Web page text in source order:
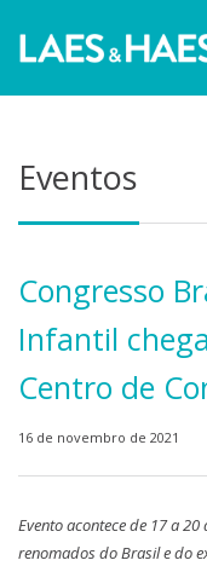
Eventos
Congresso
Infantil
Centro de
16 de novembro de 2021
Evento acontece de 17 a
renomados do Brasil e do